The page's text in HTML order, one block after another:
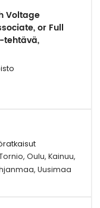
Voltage
or Full
tehtävä,
Oulu, Kainuu,
Uusimaa